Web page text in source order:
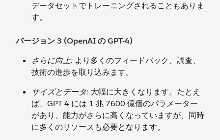
データセットでトレーニングされることもありま
す。
バージョン 3 (OpenAI の GPT-4)
さらに向上: より多くのフィードバック、調査、
技術の進歩を取り込みます。
サイズとデータ: 大幅に大きくなります。たとえ
ば、GPT-4 には 1 兆 7600 億個のパラメーター
があり、能力がさらに高くなっていますが、同時
に多くのリソースも必要となります。